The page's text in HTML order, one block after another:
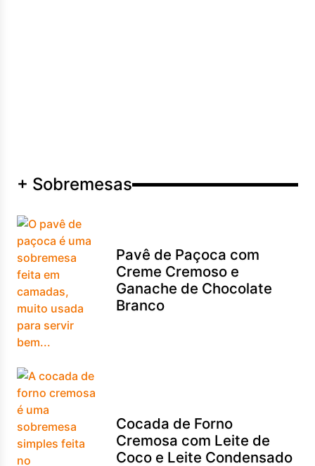
+ Sobremesas
Pavê de Paçoca com
Creme Cremoso e
Ganache de Chocolate
Branco
Cocada de Forno
Cremosa com Leite de
Coco e Leite Condensado